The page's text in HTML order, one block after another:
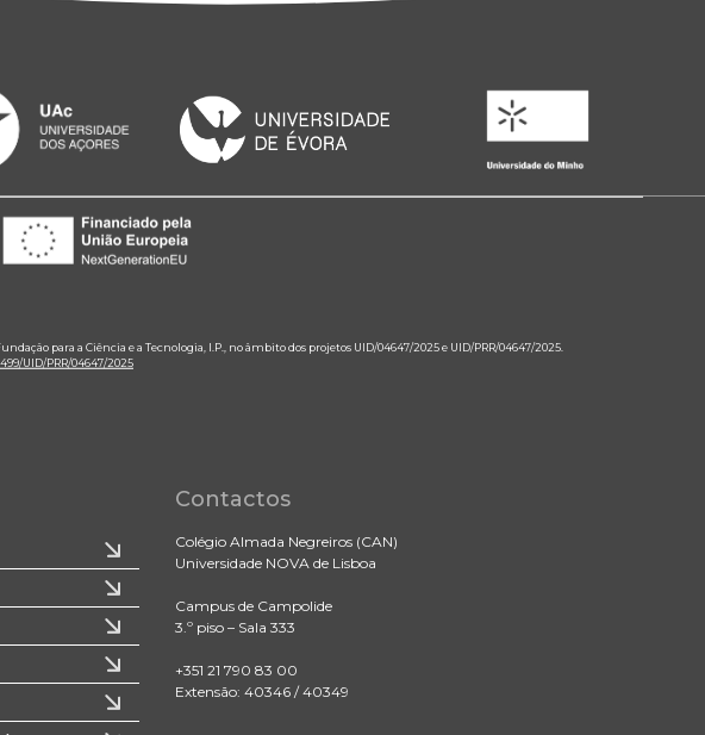
para a Ciência e a Tecnologia, I.P., no âmbito dos projetos UID/04647/2025 e UID/PRR/04647/2025.
UID/PRR/04647/2025
Contactos
Colégio Almada Negreiros (CAN)
Universidade NOVA de Lisboa
Campus de Campolide
3.º piso – Sala 333
+351 21 790 83 00
Extensão: 40346 / 40349